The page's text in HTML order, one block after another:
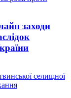
заходи